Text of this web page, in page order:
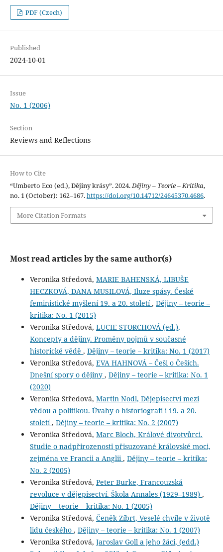
PDF (Czech)
Published
2024-10-01
Issue
No. 1 (2006)
Section
Reviews and Reflections
How to Cite
“Umberto Eco (ed.), Dějiny krásy”. 2024.Dějiny – Teorie – Kritika,
no. 1 (October): 162–167.https://doi.org/10.14712/24645370.4686.
More Citation Formats
Most read articles by the same author(s)
Veronika Středová, MARIE BAHENSKÁ, LIBUŠE
HECZKOVÁ, DANA MUSILOVÁ, Iluze spásy. České
feministické myšlení 19. a 20. století, Dějiny – teorie –
kritika: No. 1 (2015)
Veronika Středová, LUCIE STORCHOVÁ (ed.),
Koncepty a dějiny. Proměny pojmů v současné
historické vědě , Dějiny – teorie – kritika: No. 1 (2017)
Veronika Středová, EVA HAHNOVÁ – Češi o Češích.
Dnešní spory o dějiny , Dějiny – teorie – kritika: No. 1
(2020)
Veronika Středová, Martin Nodl, Dějepisectví mezi
vědou a politikou. Úvahy o historiografi i 19. a 20.
století, Dějiny – teorie – kritika: No. 2 (2007)
Veronika Středová, Marc Bloch, Králové divotvůrci.
Studie o nadpřirozenosti přisuzované královské moci,
zejména ve Francii a Anglii, Dějiny – teorie – kritika:
No. 2 (2005)
Veronika Středová, Peter Burke, Francouzská
revoluce v dějepisectví. Škola Annales (1929–1989) ,
Dějiny – teorie – kritika: No. 1 (2005)
Veronika Středová, Čeněk Zíbrt, Veselé chvíle v životě
lidu českého , Dějiny – teorie – kritika: No. 1 (2007)
Veronika Středová, Jaroslav Goll a jeho žáci, (edd.)